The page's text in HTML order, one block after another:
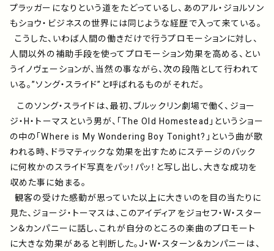
プラッガーになりという道をたどっているし、あのアル・ジョルソン
もショウ・ビジネスの世界には同じような経歴で入って来ている。
こうした、いわば人間の働きだけで行うプロモーションに対し、
人間以外の補助手段を使ってプロモーション効果を高める、とい
うイノヴェーションが、当然の事ながら、次の段階として行われて
いる。”ソング・スライド”と呼ばれるものがそれだ。
このソング・スライドは、最初、ブルックリン劇場で働く、ジョー
ジ・H・トーマスという男が、「The Old Homestead」というショー
の中の「Where is My Wondering Boy Tonight?」という曲が歌
われる時、ドラマティックな効果を出すためにステージのバック
に何枚かのスライド写真をパッ！パッ！と写し出し、大きな成功を
収めた事に始まる。
観客の受けた感動が思っていた以上に大きいのを目の当たりに
見た、ジョージ・トーマスは、このアイディアをジョセフ・W・スター
ン＆カンパニーに話し、これが自分のところの楽曲のプロモート
に大きな効果があると判断した。J・W・スターン＆カンパニーは、